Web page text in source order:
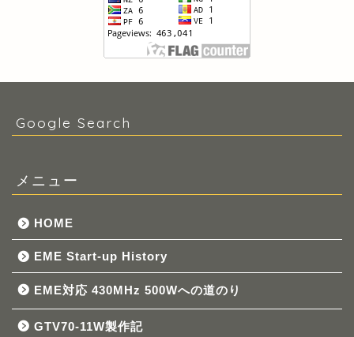
Google Search
メニュー
HOME
EME Start-up History
EME対応 430MHz 500Wへの道のり
GTV70-11W製作記